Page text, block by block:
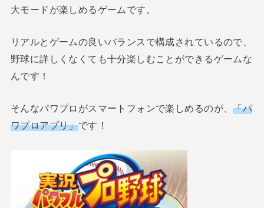
大モードが楽しめるゲームです。
リアルとゲームの良いバランスで構成されているので、
野球に詳しくなくても十分楽しむことができるゲームな
んです！
そんなパワプロがスマートフォンで楽しめるのが、「パ
ワプロアプリ」です！